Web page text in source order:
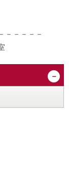
－－－－－